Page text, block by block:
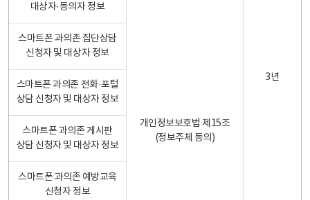
개인정보보호법 제15조
(정보주체 동의)
3년
대상자·동의자 정보
스마트폰 과의존 집단상담
신청자 및 대상자 정보
스마트폰 과의존 전화·포털
상담 신청자 및 대상자 정보
스마트폰 과의존 게시판
상담 신청자 및 대상자 정보
스마트폰 과의존 예방교육
신청자 정보